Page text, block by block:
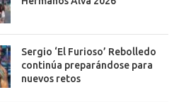
Sergio ‘El Furioso’ Rebolledo
continúa preparándose para
nuevos retos